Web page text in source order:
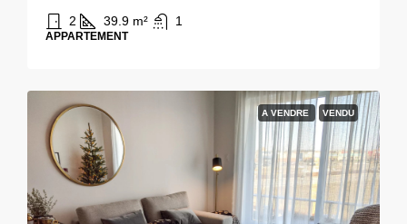
2 39.9 m² 1
APPARTEMENT
A VENDRE VENDU